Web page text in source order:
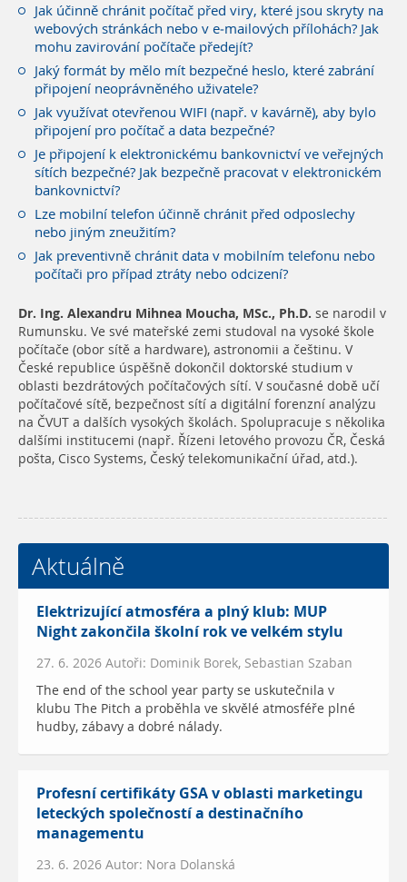
Jak účinně chránit počítač před viry, které jsou skryty na
webových stránkách nebo v e-mailových přílohách? Jak
mohu zavirování počítače předejít?
Jaký formát by mělo mít bezpečné heslo, které zabrání
připojení neoprávněného uživatele?
Jak využívat otevřenou WIFI (např. v kavárně), aby bylo
připojení pro počítač a data bezpečné?
Je připojení k elektronickému bankovnictví ve veřejných
sítích bezpečné? Jak bezpečně pracovat v elektronickém
bankovnictví?
Lze mobilní telefon účinně chránit před odposlechy
nebo jiným zneužitím?
Jak preventivně chránit data v mobilním telefonu nebo
počítači pro případ ztráty nebo odcizení?
Dr. Ing. Alexandru Mihnea Moucha, MSc., Ph.D. se narodil v
Rumunsku. Ve své mateřské zemi studoval na vysoké škole
počítače (obor sítě a hardware), astronomii a češtinu. V
České republice úspěšně dokončil doktorské studium v
oblasti bezdrátových počítačových sítí. V současné době učí
počítačové sítě, bezpečnost sítí a digitální forenzní analýzu
na ČVUT a dalších vysokých školách. Spolupracuje s několika
dalšími institucemi (např. Řízeni letového provozu ČR, Česká
pošta, Cisco Systems, Český telekomunikační úřad, atd.).
Aktuálně
Elektrizující atmosféra a plný klub: MUP
Night zakončila školní rok ve velkém stylu
27. 6. 2026 Autoři: Dominik Borek, Sebastian Szaban
The end of the school year party se uskutečnila v
klubu The Pitch a proběhla ve skvělé atmosféře plné
hudby, zábavy a dobré nálady.
Profesní certifikáty GSA v oblasti marketingu
leteckých společností a destinačního
managementu
23. 6. 2026 Autor: Nora Dolanská